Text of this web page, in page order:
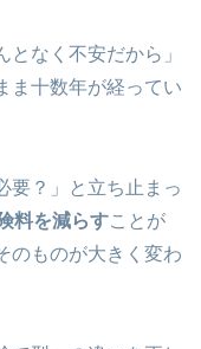
なく不安だから」
ま十数年が経ってい
要？」と立ち止まっ
料を減らすことが
のものが大きく変わ